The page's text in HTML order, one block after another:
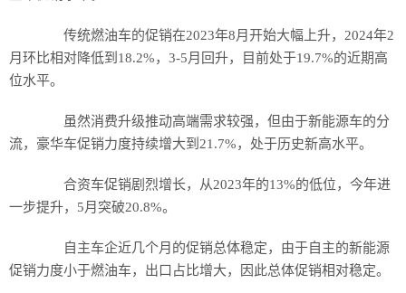
传统燃油车的促销在2023年8月开始大幅上升，2024年2
月环比相对降低到18.2%，3-5月回升，目前处于19.7%的近期高
位水平。
虽然消费升级推动高端需求较强，但由于新能源车的分
流，豪华车促销力度持续增大到21.7%，处于历史新高水平。
合资车促销剧烈增长，从2023年的13%的低位，今年进
一步提升，5月突破20.8%。
自主车企近几个月的促销总体稳定，由于自主的新能源
促销力度小于燃油车，出口占比增大，因此总体促销相对稳定。